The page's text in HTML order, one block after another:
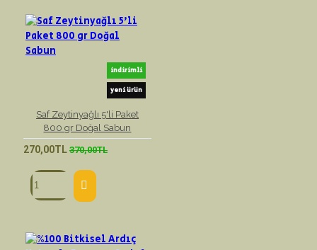
indirimli
yeni ürün
Saf Zeytinyağlı 5'li Paket
800 gr Doğal Sabun
270,00TL 370,00TL